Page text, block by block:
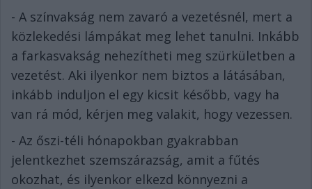
- A színvakság nem zavaró a vezetésnél, mert a
közlekedési lámpákat meg lehet tanulni. Inkább
a farkasvakság nehezítheti meg szürkületben a
vezetést. Aki ilyenkor nem biztos a látásában,
inkább induljon el egy kicsit később, vagy ha
van rá mód, kérjen meg valakit, hogy vezessen.
- Az őszi-téli hónapokban gyakrabban
jelentkezhet szemszárazság, amit a fűtés
okozhat, és ilyenkor elkezd könnyezni a